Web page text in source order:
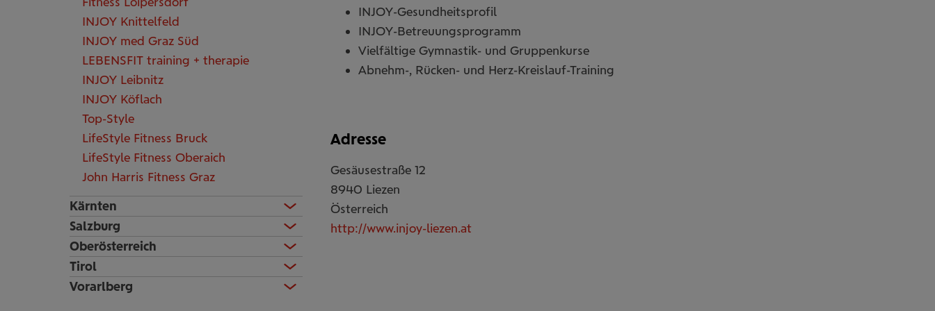
INJOY Knittelfeld
INJOY med Graz Süd
LEBENSFIT training + therapie
INJOY Leibnitz
INJOY Köflach
Top-Style
LifeStyle Fitness Bruck
LifeStyle Fitness Oberaich
John Harris Fitness Graz
Kärnten
Salzburg
Oberösterreich
Tirol
Vorarlberg
INJOY-Gesundheitsprofil
INJOY-Betreuungsprogramm
Vielfältige Gymnastik- und Gruppenkurse
Abnehm-, Rücken- und Herz-Kreislauf-Training
Adresse
Gesäusestraße 12
8940 Liezen
Österreich
http://www.injoy-liezen.at